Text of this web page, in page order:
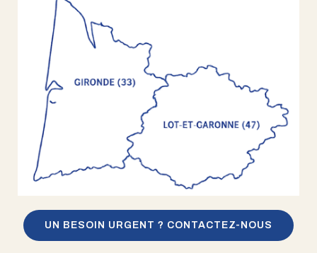
UN BESOIN URGENT ? CONTACTEZ-NOUS